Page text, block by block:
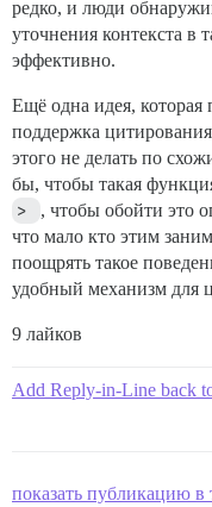
редко, и люди
уточнения контекста в
эффективно.
Ещё одна идея,
поддержка
этого не делать по
бы, чтобы такая
>
, чтобы обойти это
что мало кто этим
поощрять такое
удобный механизм для
9 лайков
Add Reply-in-Line back
показать публикацию в